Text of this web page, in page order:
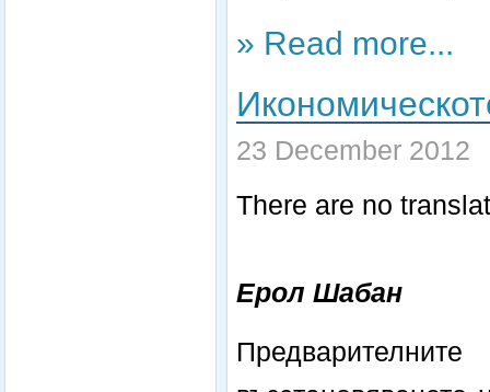
» Read more...
23 December 2012
There are no
Ерол Шабан